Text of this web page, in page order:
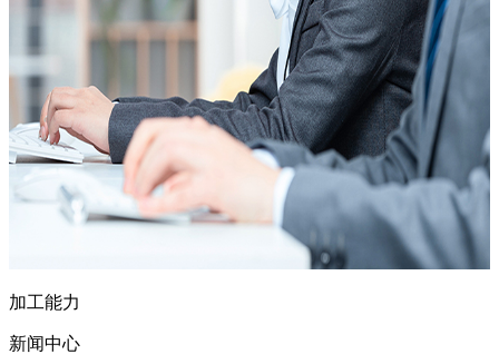
加工能力
新闻中心